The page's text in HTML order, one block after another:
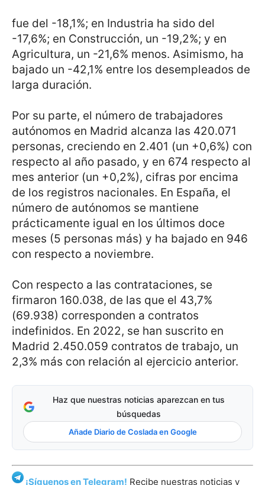
fue del -18,1%; en Industria ha sido del
-17,6%; en Construcción, un -19,2%; y en
Agricultura, un -21,6% menos. Asimismo, ha
bajado un -42,1% entre los desempleados de
larga duración.
Por su parte, el número de trabajadores
autónomos en Madrid alcanza las 420.071
personas, creciendo en 2.401 (un +0,6%) con
respecto al año pasado, y en 674 respecto al
mes anterior (un +0,2%), cifras por encima
de los registros nacionales. En España, el
número de autónomos se mantiene
prácticamente igual en los últimos doce
meses (5 personas más) y ha bajado en 946
con respecto a noviembre.
Con respecto a las contrataciones, se
firmaron 160.038, de las que el 43,7%
(69.938) corresponden a contratos
indefinidos. En 2022, se han suscrito en
Madrid 2.450.059 contratos de trabajo, un
2,3% más con relación al ejercicio anterior.
Haz que nuestras noticias aparezcan en tus
búsquedas
Añade Diario de Coslada en Google
¡Síguenos en Telegram! Recibe nuestras noticias y